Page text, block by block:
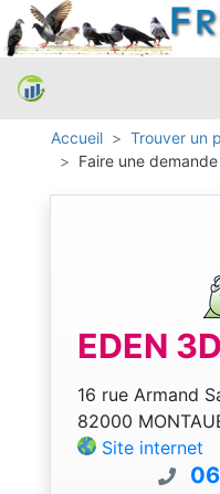
Accueil Trouver un
Faire une
EDEN 3D
16 rue Armand
82000
Site internet